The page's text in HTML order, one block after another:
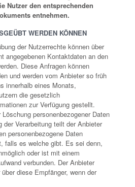
Nutzer den entsprechenden
entnehmen.
WERDEN KÖNNEN
der Nutzerrechte können über
angegebenen Kontaktdaten an den
Diese Anfragen können
und werden vom Anbieter so früh
innerhalb eines Monats,
die gesetzlich
zur Verfügung gestellt.
personenbezogener Daten
der Verarbeitung teilt der Anbieter
personenbezogene Daten
falls es welche gibt. Es sei denn,
oder ist mit einem
verbunden. Der Anbieter
diese Empfänger, wenn der